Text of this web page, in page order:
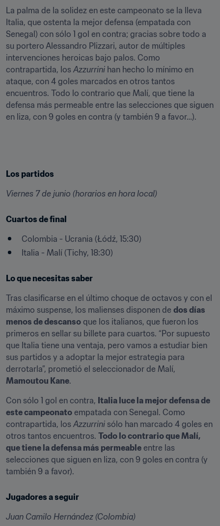
La palma de la solidez en este campeonato se la lleva
Italia, que ostenta la mejor defensa (empatada con
Senegal) con sólo 1 gol en contra; gracias sobre todo a
su portero Alessandro Plizzari, autor de múltiples
intervenciones heroicas bajo palos. Como
contrapartida, los Azzurrini han hecho lo mínimo en
ataque, con 4 goles marcados en otros tantos
encuentros. Todo lo contrario que Malí, que tiene la
defensa más permeable entre las selecciones que siguen
en liza, con 9 goles en contra (y también 9 a favor…).
Los partidos
Viernes 7 de junio (horarios en hora local)
Cuartos de final
Colombia - Ucrania (Łódź, 15:30)
Italia - Malí (Tichy, 18:30)
Lo que necesitas saber
Tras clasificarse en el último choque de octavos y con el
máximo suspense, los malienses disponen de dos días
menos de descanso que los italianos, que fueron los
primeros en sellar su billete para cuartos. “Por supuesto
que Italia tiene una ventaja, pero vamos a estudiar bien
sus partidos y a adoptar la mejor estrategia para
Mamoutou Kane.
Con sólo 1 gol en contra, Italia luce la mejor defensa de
este campeonato empatada con Senegal. Como
contrapartida, los Azzurrini sólo han marcado 4 goles en
otros tantos encuentros. Todo lo contrario que Malí,
que tiene la defensa más permeable entre las
selecciones que siguen en liza, con 9 goles en contra (y
también 9 a favor).
Jugadores a seguir
Juan Camilo Hernández (Colombia)